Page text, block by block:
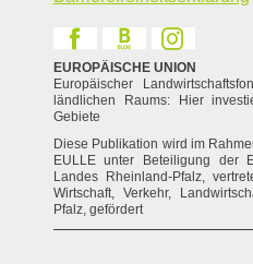
EUROPÄISCHE UNION
Europäischer
ländlichen Raums: Hier
Gebiete
Diese Publikation wird im
EULLE unter Beteiligung der
Landes Rheinland-Pfalz,
Wirtschaft, Verkehr,
Pfalz, gefördert